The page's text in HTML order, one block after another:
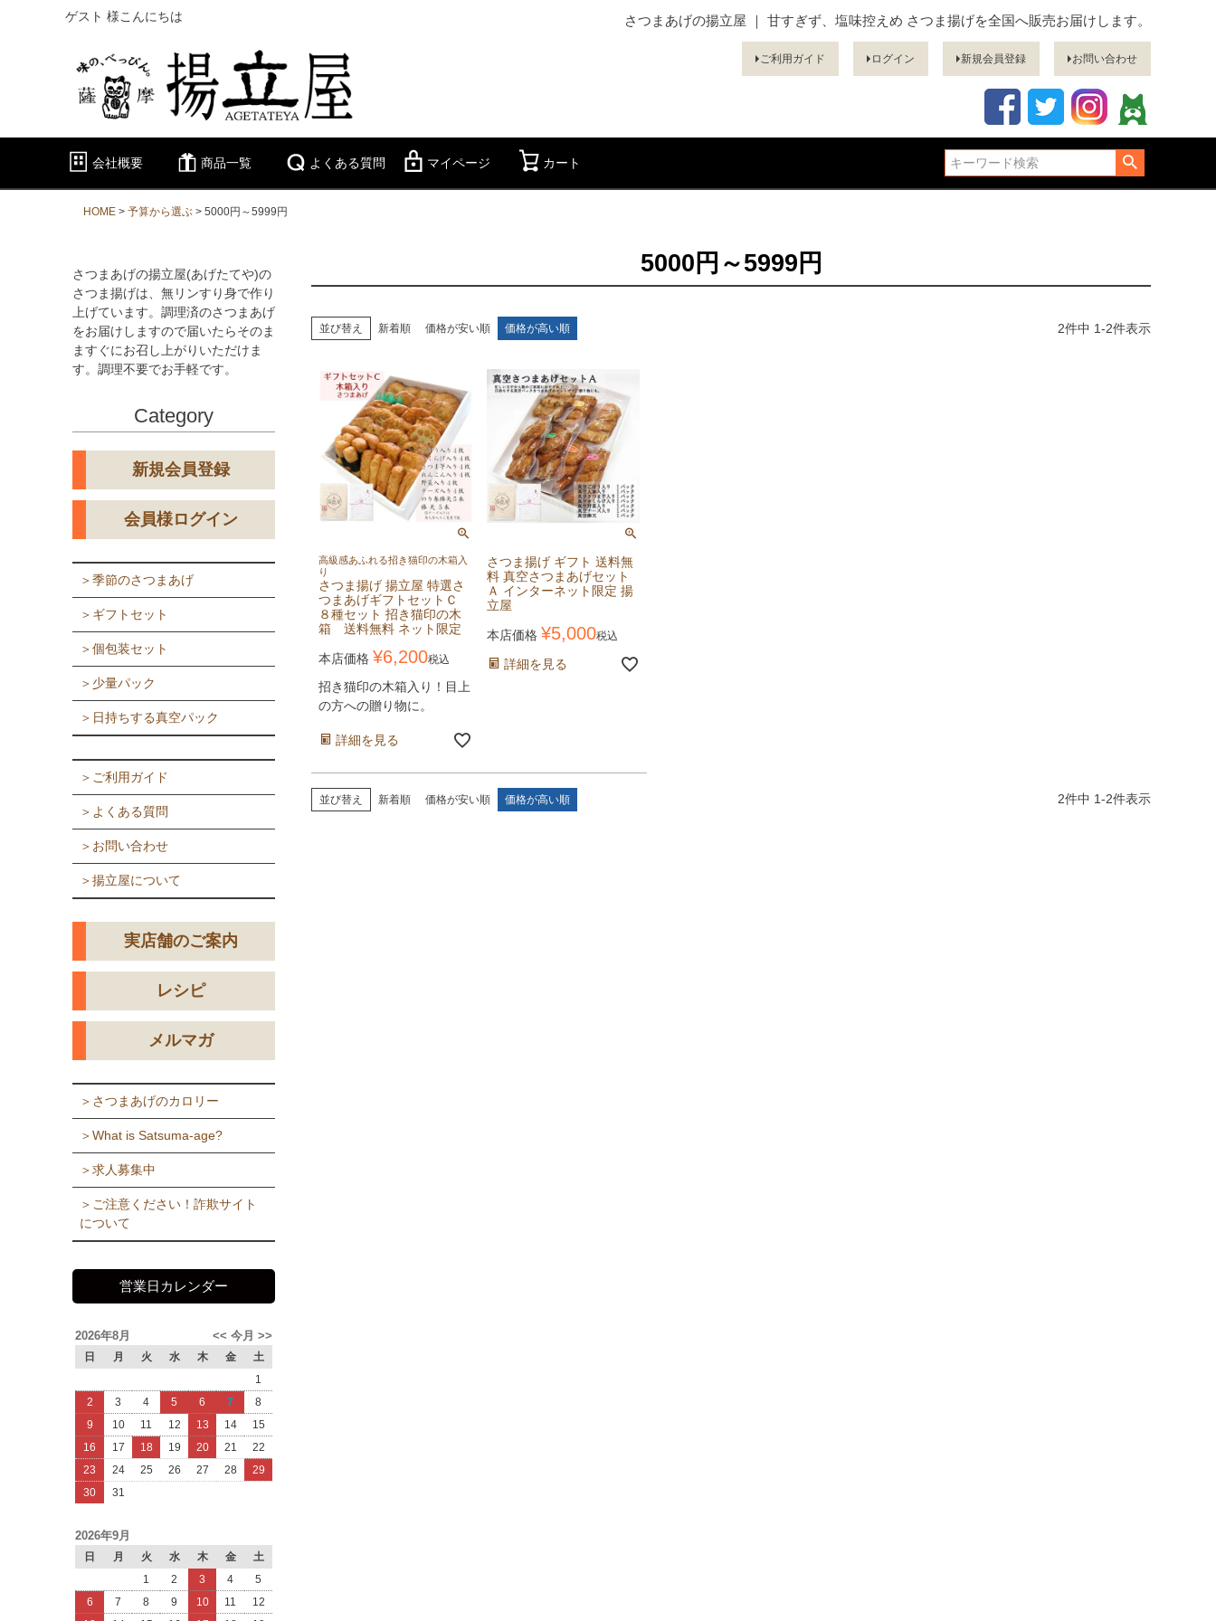
ゲスト 様こんにちは さつまあげの揚立屋 ｜ 甘すぎず、塩味控えめ さつま揚げを全国へ販売お届けします。
ご利用ガイド ログイン 新規会員登録 お問い合わせ
会社概要 商品一覧 よくある質問 マイページ カート
HOME 予算から選ぶ 5000円～5999円
さつまあげの揚立屋(あげたてや)の
さつま揚げは、無リンすり身で作り
上げています。調理済のさつまあげ
をお届けしますので届いたらそのま
ますぐにお召し上がりいただけま
す。調理不要でお手軽です。
Category
新規会員登録
会員様ログイン
＞季節のさつまあげ
＞ギフトセット
＞個包装セット
＞少量パック
＞日持ちする真空パック
＞ご利用ガイド
＞よくある質問
＞お問い合わせ
＞揚立屋について
実店舗のご案内
レシピ
メルマガ
＞さつまあげのカロリー
＞What is Satsuma-age?
＞求人募集中
＞ご注意ください！詐欺サイト
について
営業日カレンダー
2026年8月 >>
今月
<<
日 月 火 水 木 金
土
1
2
3 4 5 6 7
8
9
10 11 12 13 14
15
16
17 18 19 20 21
22
23
24 25 26 27 28
29
30
31
2026年9月
日 月 火 水 木 金
土
1
2 3 4
5
6
7 8 9 10 11
12
5000円～5999円
並び替え 新着順 価格が安い順 価格が高い順 2件中 1-2件表示
高級感あふれる招き猫印の木箱入
り
さつま揚げ 揚立屋 特選さ
つまあげギフトセットＣ
８種セット 招き猫印の木
箱 送料無料 ネット限定
本店価格 ¥6,200税込
招き猫印の木箱入り！目上
の方への贈り物に。
詳細を見る
さつま揚げ ギフト 送料無
料 真空さつまあげセット
Ａ インターネット限定 揚
立屋
本店価格 ¥5,000税込
詳細を見る
並び替え 新着順 価格が安い順 価格が高い順 2件中 1-2件表示